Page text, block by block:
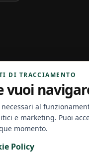
DI TRACCIAMENTO
vuoi
al
e marketing. Puoi
momento.
Policy